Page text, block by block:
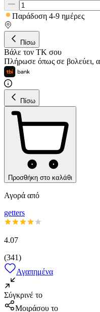
Παράδοση 4-9 ημέρες
Πίσω
Βάλε τον ΤΚ σου
Πλήρωσε όπως σε βολεύει,
Πίσω
Προσθήκη στο καλάθι
Αγορά από
getters
4.07
(341)
Αγαπημένα
Σύγκρινέ το
Μοιράσου το